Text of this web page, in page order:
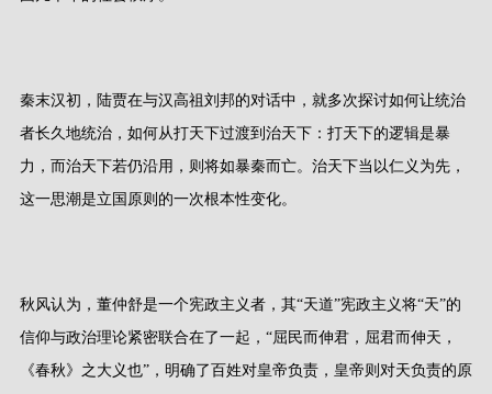
秦末汉初，陆贾在与汉高祖刘邦的对话中，就多次探讨如何让统治
者长久地统治，如何从打天下过渡到治天下：打天下的逻辑是暴
力，而治天下若仍沿用，则将如暴秦而亡。治天下当以仁义为先，
这一思潮是立国原则的一次根本性变化。
秋风认为，董仲舒是一个宪政主义者，其“天道”宪政主义将“天”的
信仰与政治理论紧密联合在了一起，“屈民而伸君，屈君而伸天，
《春秋》之大义也”，明确了百姓对皇帝负责，皇帝则对天负责的原